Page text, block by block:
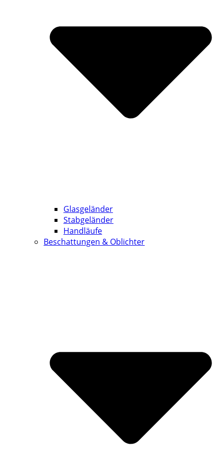
Glasgeländer
Stabgeländer
Handläufe
Beschattungen & Oblichter